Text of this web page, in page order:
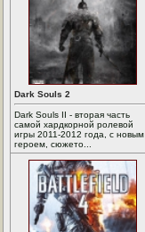
Dark Souls 2
Dark Souls II - вторая часть
самой хардкорной ролевой
игры 2011-2012 года, с новым
героем, сюжето...